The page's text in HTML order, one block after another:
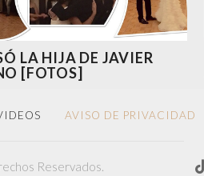
LA HIJA DE JAVIER
[FOTOS]
AVISO DE PRIVACIDAD
Reservados.